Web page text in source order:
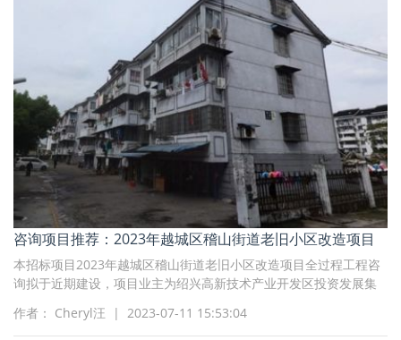
咨询项目推荐：2023年越城区稽山街道老旧小区改造项目
本招标项目2023年越城区稽山街道老旧小区改造项目全过程工程咨
询拟于近期建设，项目业主为绍兴高新技术产业开发区投资发展集
公司
作者： Cheryl汪 | 2023-07-11 15:53:04